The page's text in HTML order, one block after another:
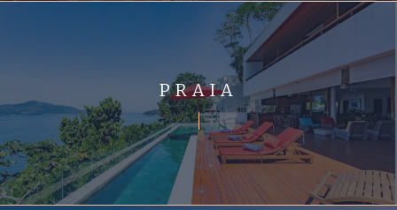
PRAIA